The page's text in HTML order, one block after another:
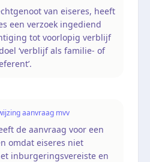
van eiseres, heeft
een verzoek ingediend
tot voorlopig verblijf
‘verblijf als familie- of
aanvraag mvv
de aanvraag voor een
omdat eiseres niet
inburgeringsvereiste en